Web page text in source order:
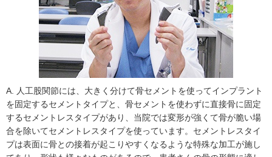
A. 人工股関節には、大きく分けて骨セメントを使ってインプラント
を固定するセメントタイプと、骨セメントを使わずに直接骨に固定
するセメントレスタイプがあり、当院では変形が強くて骨が脆い場
合を除いてセメントレスタイプを使っています。セメントレスタイ
プは表面に骨との接着が起こりやすくなるような特殊な加工が施し